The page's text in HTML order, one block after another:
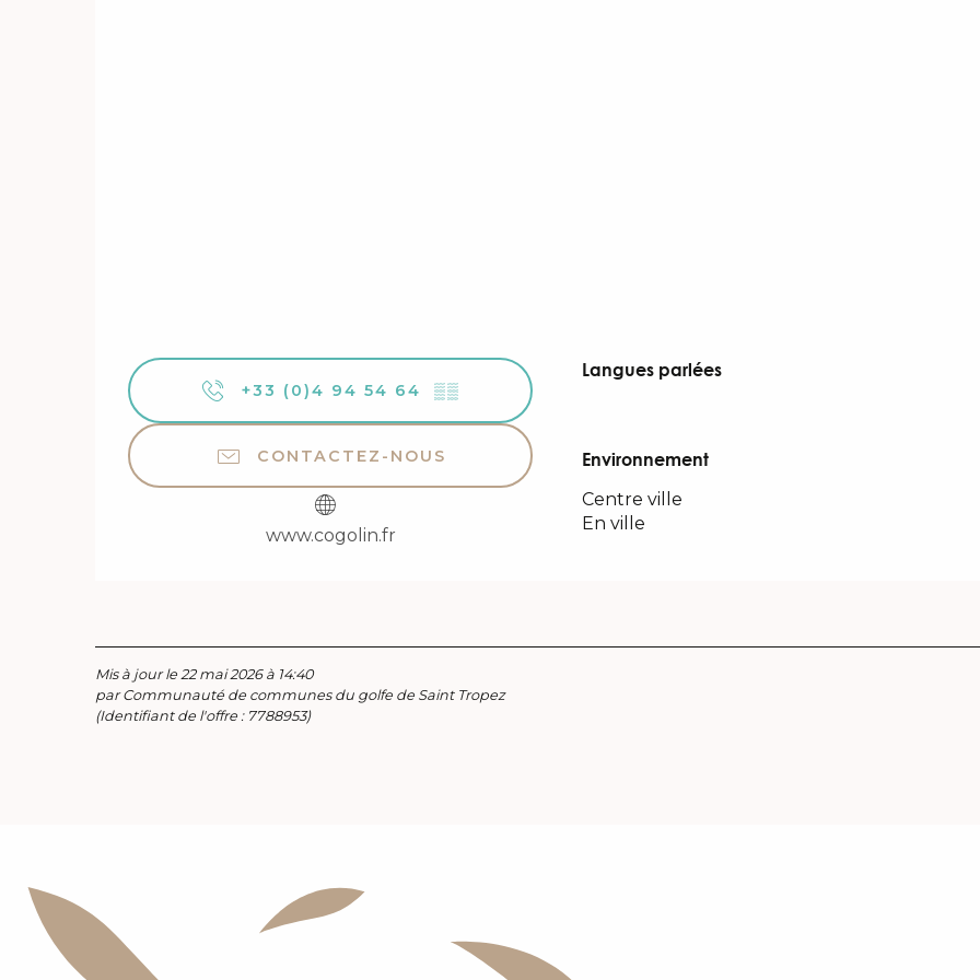
+33 (0)4 94 54 64 ▒▒
CONTACTEZ-NOUS
www.cogolin.fr
Langues parlées
Langues parlées
Environnement
Environnement
Centre ville
En ville
Mis à jour le 22 mai 2026 à 14:40
par Communauté de communes du golfe de Saint Tropez
(Identifiant de l'offre : 7788953)